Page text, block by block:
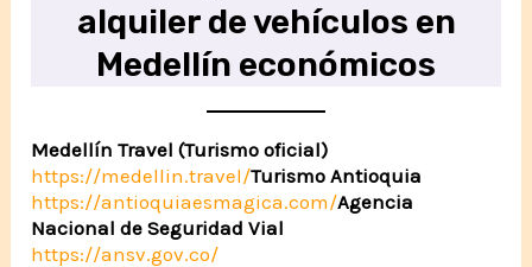
alquiler de vehículos en
Medellín económicos
Medellín Travel (Turismo oficial)
https://medellin.travel/Turismo Antioquia
https://antioquiaesmagica.com/Agencia
Nacional de Seguridad Vial
https://ansv.gov.co/